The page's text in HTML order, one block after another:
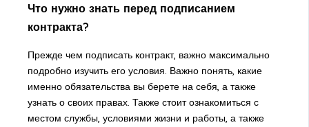
Что нужно знать перед подписанием
контракта?
Прежде чем подписать контракт, важно максимально
подробно изучить его условия. Важно понять, какие
именно обязательства вы берете на себя, а также
узнать о своих правах. Также стоит ознакомиться с
местом службы, условиями жизни и работы, а также